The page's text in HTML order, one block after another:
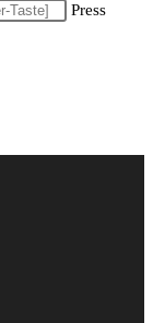
Press